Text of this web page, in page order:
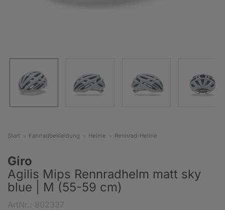
Start Fahrradbekleidung Helme Rennrad-Helme
Giro
Agilis Mips Rennradhelm matt sky
blue | M (55-59 cm)